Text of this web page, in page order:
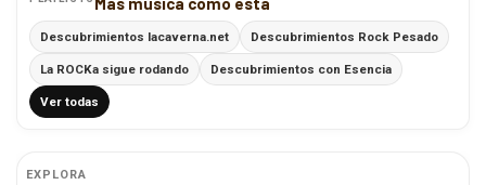
Descubrimientos lacaverna.net Descubrimientos Rock Pesado
La ROCKa sigue rodando Descubrimientos con Esencia
Ver todas
EXPLORA